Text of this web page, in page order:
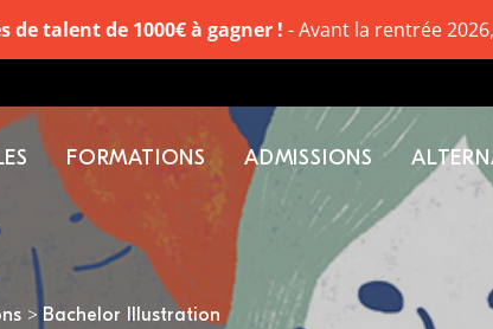
Bachelor Illustration
FORMATIONS ADMISSIONS
de talent de 1000€ à gagner ! - Avant la rentrée